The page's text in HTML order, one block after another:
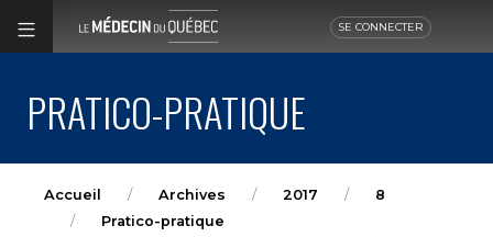
SE CONNECTER
PRATICO-PRATIQUE
Accueil Archives 2017
8
Pratico-pratique